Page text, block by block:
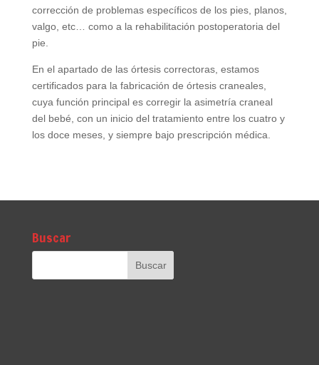
corrección de problemas específicos de los pies, planos,
valgo, etc… como a la rehabilitación postoperatoria del
pie.
En el apartado de las órtesis correctoras, estamos
certificados para la fabricación de órtesis craneales,
cuya función principal es corregir la asimetría craneal
del bebé, con un inicio del tratamiento entre los cuatro y
los doce meses, y siempre bajo prescripción médica.
Buscar